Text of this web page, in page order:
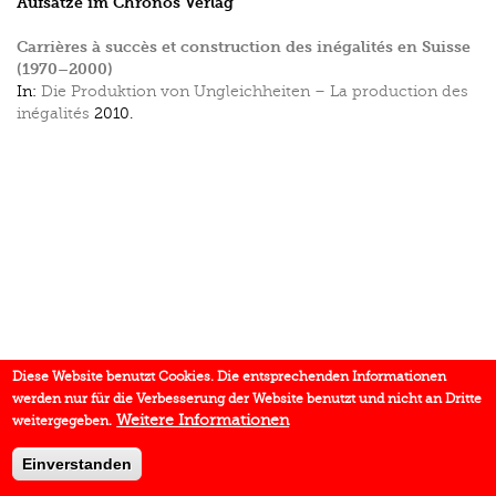
Carrières à succès et construction des inégalités en Suisse
(1970–2000)
In: Die Produktion von Ungleichheiten – La production des
inégalités 2010.
Diese Website benutzt Cookies. Die entsprechenden Informationen
werden nur für die Verbesserung der Website benutzt und nicht an Dritte
weitergegeben. Weitere Informationen
Einverstanden